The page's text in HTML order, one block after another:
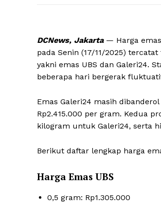
DCNews, Jakarta— Harga emas
pada Senin (17/11/2025)
yakni emas UBS dan Galeri24.
beberapa hari bergerak
Emas Galeri24 masih
Rp2.415.000 per gram. Kedua
kilogram untuk Galeri24, serta
Berikut daftar lengkap harga
Harga Emas UBS
0,5 gram: Rp1.305.000